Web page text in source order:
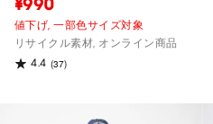
¥990
値下げ,一部色サイズ対象
リサイクル素材, オンライン商品
4.4 (37)